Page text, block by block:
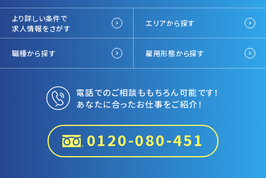
より詳しい条件で
求人情報をさがす
エリアから探す
職種から探す 雇用形態から探す
電話でのご相談ももちろん可能です！
あなたに合ったお仕事をご紹介！
0120-080-451